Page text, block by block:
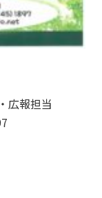
広報担当